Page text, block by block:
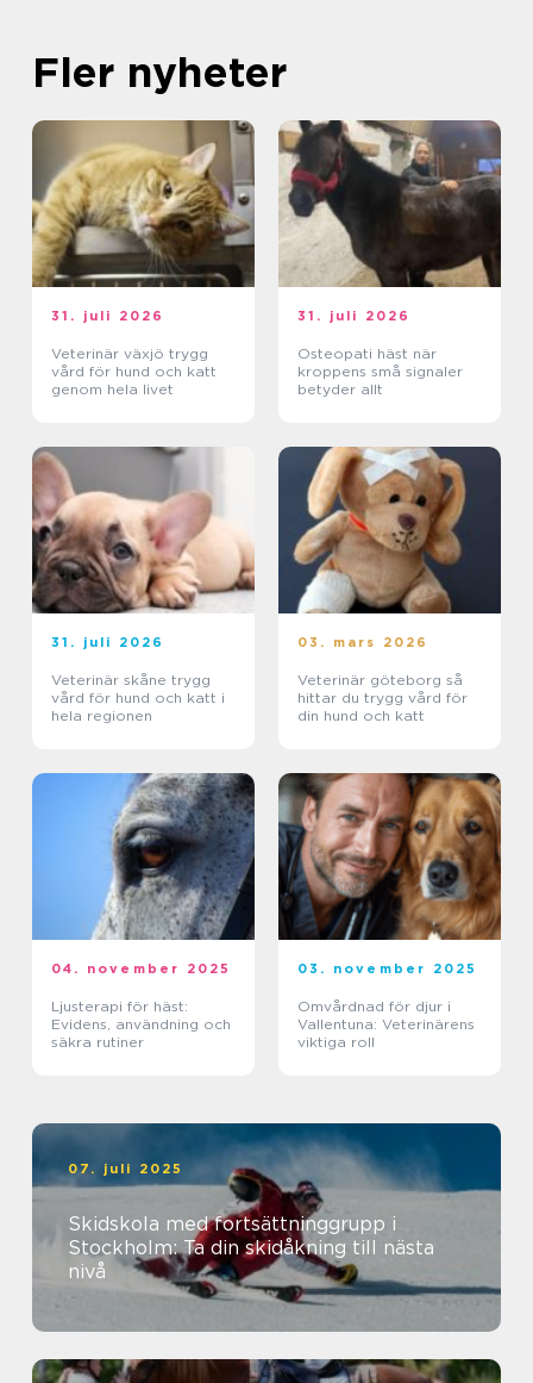
Fler nyheter
31. juli 2026
Veterinär växjö trygg
vård för hund och katt
genom hela livet
31. juli 2026
Osteopati häst när
kroppens små signaler
betyder allt
31. juli 2026
Veterinär skåne trygg
vård för hund och katt i
hela regionen
03. mars 2026
Veterinär göteborg så
hittar du trygg vård för
din hund och katt
04. november 2025
Ljusterapi för häst:
Evidens, användning och
säkra rutiner
03. november 2025
Omvårdnad för djur i
Vallentuna: Veterinärens
viktiga roll
07. juli 2025
Skidskola med fortsättninggrupp i
Stockholm: Ta din skidåkning till nästa
nivå